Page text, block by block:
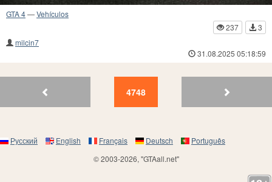
GTA 4—Vehículos
237
3
milcin7
31.08.2025 05:18:59
4752 4751 4750 4748 4747 4746 4745 4744
4748
Русский English Français Deutsch
Português
© 2003-2026, "GTAall.net"